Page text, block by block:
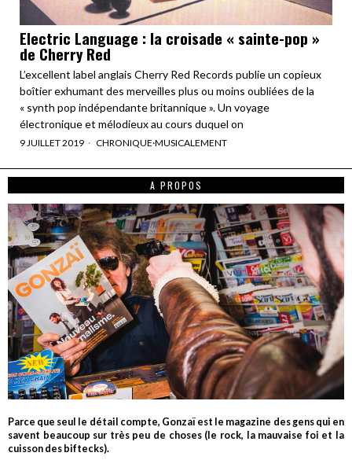
Electric Language : la croisade « sainte-pop »
de Cherry Red
L’excellent label anglais Cherry Red Records publie un copieux
boîtier exhumant des merveilles plus ou moins oubliées de la
« synth pop indépendante britannique ». Un voyage
électronique et mélodieux au cours duquel on
9 JUILLET 2019 CHRONIQUE·MUSICALEMENT
A PROPOS
Parce que seul le détail compte, Gonzaï est le magazine des gens qui en
savent beaucoup sur très peu de choses (le rock, la mauvaise foi et la
cuisson des biftecks).